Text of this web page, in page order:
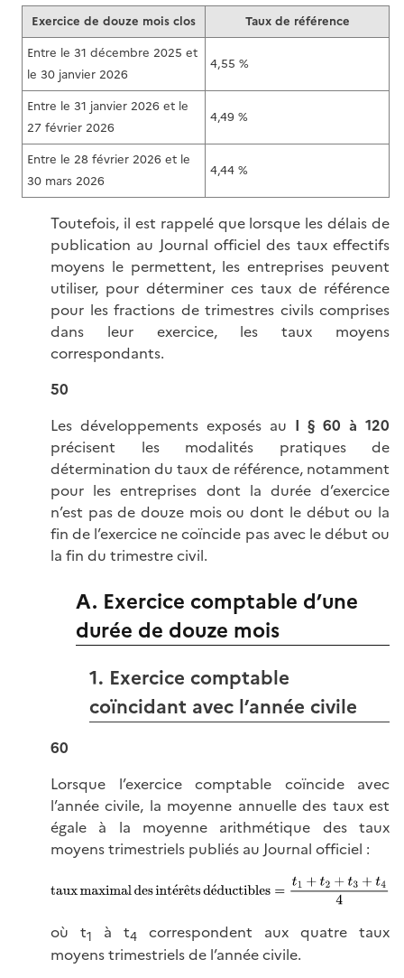
Exercice de douze mois clos
Taux de référence
Entre le 31 décembre 2025 et
le 30 janvier 2026
4,55 %
Entre le 31 janvier 2026 et le
27 février 2026
4,49 %
Entre le 28 février 2026 et le
30 mars 2026
4,44 %
Toutefois, il est rappelé que lorsque les délais de
publication au Journal officiel des taux effectifs
moyens le permettent, les entreprises peuvent
utiliser, pour déterminer ces taux de référence
pour les fractions de trimestres civils comprises
dans leur exercice, les taux moyens
correspondants.
50
Les développements exposés au I § 60 à 120
précisent les modalités pratiques de
détermination du taux de référence, notamment
pour les entreprises dont la durée d’exercice
n’est pas de douze mois ou dont le début ou la
fin de l’exercice ne coïncide pas avec le début ou
la fin du trimestre civil.
A. Exercice comptable d’une
durée de douze mois
1. Exercice comptable
coïncidant avec l’année civile
60
Lorsque l’exercice comptable coïncide avec
l’année civile, la moyenne annuelle des taux est
égale à la moyenne arithmétique des taux
moyens trimestriels publiés au Journal officiel :
où t1 à t4 correspondent aux quatre taux
moyens trimestriels de l’année civile.